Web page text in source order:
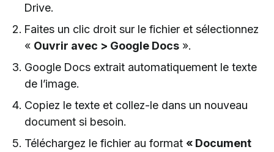
Drive.
Faites un clic droit sur le fichier et sélectionnez
« Ouvrir avec > Google Docs ».
Google Docs extrait automatiquement le texte
de l’image.
Copiez le texte et collez-le dans un nouveau
document si besoin.
Téléchargez le fichier au format « Document